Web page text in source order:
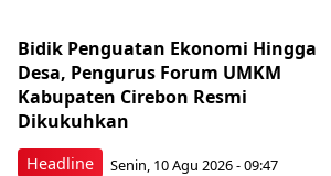
Headline
Bidik Penguatan Ekonomi Hingga
Desa, Pengurus Forum UMKM
Kabupaten Cirebon Resmi
Dikukuhkan
Senin, 10 Agu 2026 - 09:47